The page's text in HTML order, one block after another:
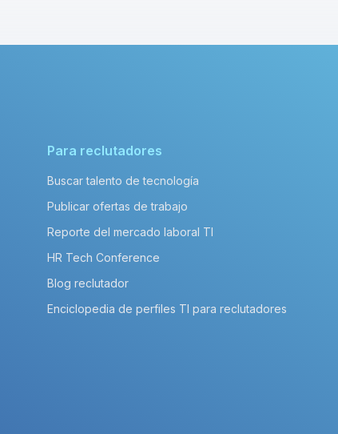
Para reclutadores
Buscar talento de tecnología
Publicar ofertas de trabajo
Reporte del mercado laboral TI
HR Tech Conference
Blog reclutador
Enciclopedia de perfiles TI para reclutadores